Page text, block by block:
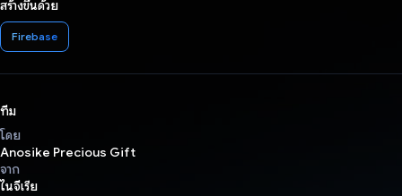
สร้างขึ้นด้วย
Firebase
ทีม
โดย
Anosike Precious Gift
จาก
ไนจีเรีย